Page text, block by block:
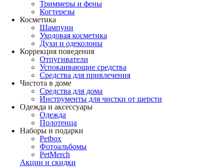
Триммеры и фены
Когтерезы
Косметика
Шампуни
Уходовая косметика
Духи и одеколоны
Коррекция поведения
Отпугиватели
Успокаивающие средства
Средства для привлечения
Чистота в доме
Средства для дома
Инструменты для чистки от шерсти
Одежда и аксессуары
Одежда
Полотенца
Наборы и подарки
Petbox
Фотоальбомы
PetMerch
Акции и скидки